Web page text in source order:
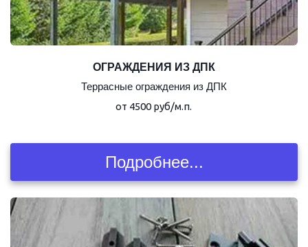
ОГРАЖДЕНИЯ ИЗ ДПК
Террасные ограждения из ДПК
от 4500 руб/м.п.
Подробнее...